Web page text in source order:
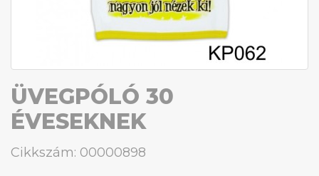
ÜVEGPÓLÓ 30
ÉVESEKNEK
Cikkszám: 00000898